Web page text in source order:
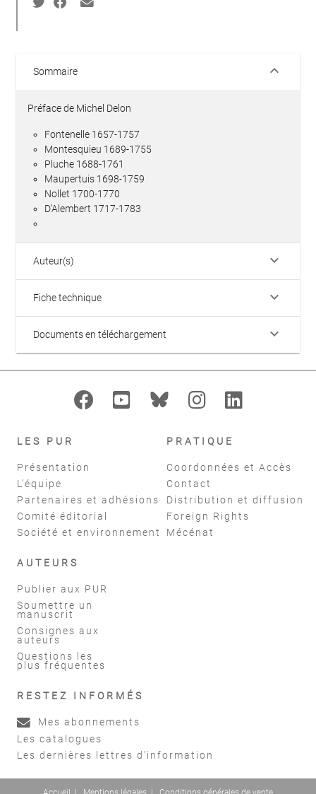
Sommaire keyboard_arrow_down
Préface de Michel Delon
Fontenelle 1657-1757
Montesquieu 1689-1755
Pluche 1688-1761
Maupertuis 1698-1759
Nollet 1700-1770
D’Alembert 1717-1783
Auteur(s) keyboard_arrow_down
Fiche technique keyboard_arrow_down
Documents en téléchargement keyboard_arrow_down
LES PUR
Présentation
L'équipe
Partenaires et adhésions
Comité éditorial
Société et environnement
PRATIQUE
Coordonnées et Accès
Contact
Distribution et diffusion
Foreign Rights
Mécénat
AUTEURS
Publier aux PUR
Soumettre un
manuscrit
Consignes aux
auteurs
Questions les
plus fréquentes
RESTEZ INFORMÉS
Mes abonnements
Les catalogues
Les dernières lettres d'information